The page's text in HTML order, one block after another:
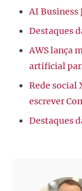
AI Business
Destaques
AWS lança
artificial
Rede social
escrever
Destaques